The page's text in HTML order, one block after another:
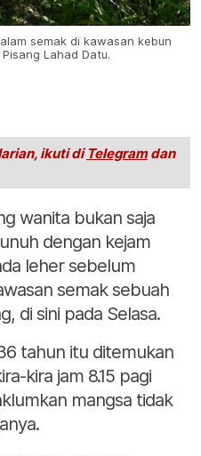
semak di kawasan kebun
Lahad Datu.
ikuti di Telegramdan
wanita bukan saja
dengan kejam
leher sebelum
semak sebuah
di sini pada Selasa.
tahun itu ditemukan
kira jam 8.15 pagi
mangsa tidak